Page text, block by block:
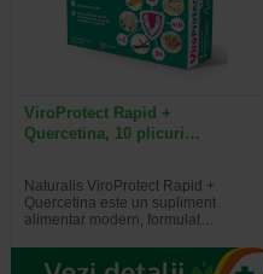
ViroProtect Rapid +
Quercetina, 10 plicuri…
Naturalis ViroProtect Rapid +
Quercetina este un supliment
alimentar modern, formulat…